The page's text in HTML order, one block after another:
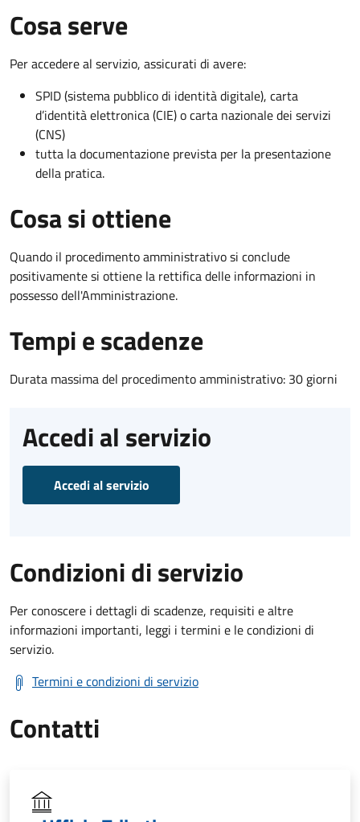
Cosa serve
Per accedere al servizio, assicurati di avere:
SPID (sistema pubblico di identità digitale), carta
d’identità elettronica (CIE) o carta nazionale dei servizi
(CNS)
tutta la documentazione prevista per la presentazione
della pratica.
Cosa si ottiene
Quando il procedimento amministrativo si conclude
positivamente si ottiene la rettifica delle informazioni in
possesso dell'Amministrazione.
Tempi e scadenze
Durata massima del procedimento amministrativo: 30 giorni
Accedi al servizio
Accedi al servizio
Condizioni di servizio
Per conoscere i dettagli di scadenze, requisiti e altre
informazioni importanti, leggi i termini e le condizioni di
servizio.
Termini e condizioni di servizio
Contatti